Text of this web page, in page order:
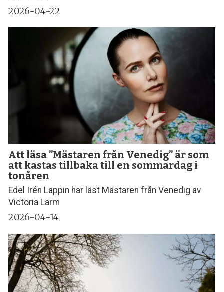
2026-04-22
Att läsa ”Mästaren från Venedig” är som
att kastas tillbaka till en sommardag i
tonåren
Edel Irén Lappin har läst Mästaren från Venedig av
Victoria Larm
2026-04-14